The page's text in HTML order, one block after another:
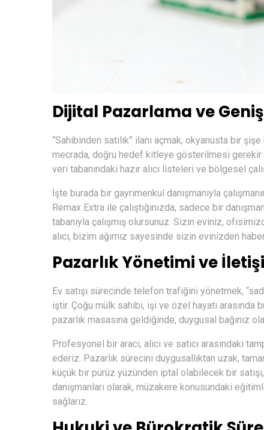
Dijital Pazarlama ve Geniş
“Sahibinden satılık” ilanı açmak, okyanusta bir
mecrada, doğru hedef kitleye gösterilmesi
veri tabanındaki hazır alıcı listeleri ve bölgesel
İşte burada bir gayrimenkul danışmanıyla
Remax Extra ile çalıştığınızda, sadece bir
tabanıyla çalışmış olursunuz. Sizin eviniz,
alıcı, bizim ağımız sayesinde sizin evinizden
Pazarlık Yönetimi ve
Ev satışı sürecinde telefon trafiğini yönetmek,
iştir. Çoğu mülk sahibi, işi ve özel hayatı arasında
pazarlık masasına geldiğinde, duygusal bağınız
Profesyonel bir aracı, alıcı ve satıcı arasındaki
ederiz. Pazarlık sürecini duygusallıktan uzak,
küçük bir pürüz yüzünden iptal olabilecek bir
danışmanları olarak, müzakere konusundaki
sağlarız.